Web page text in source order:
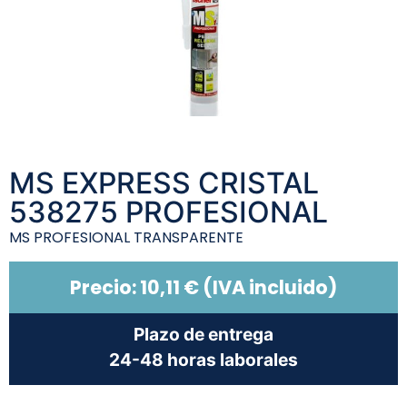
MS EXPRESS CRISTAL
538275 PROFESIONAL
MS PROFESIONAL TRANSPARENTE
Precio:10,11 € (IVA incluido)
Plazo de entrega
24-48 horas laborales